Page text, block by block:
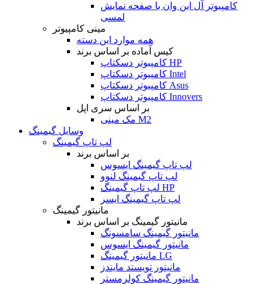
کامپیوتر آل این وان با صفحه نمایش
لمسی
مینی کامپیوتر
همه موارد این دسته
کیس آماده بر اساس برند
کامپیوتر دسکتاپ HP
کامپیوتر دسکتاپ Intel
کامپیوتر دسکتاپ Asus
کامپیوتر دسکتاپ Innovers
بر اساس سری اپل
مک مینی M2
وسایل گیمینگ
لپ تاپ گیمینگ
بر اساس برند
لپ تاپ گیمینگ ایسوس
لپ تاپ گیمینگ لنوو
لپ تاپ گیمینگ HP
لپ تاپ گیمینگ ایسر
مانیتور گیمینگ
مانیتور گیمینگ بر اساس برند
مانیتور گیمینگ سامسونگ
مانیتور گیمینگ ایسوس
مانیتور گیمینگ LG
مانیتور تویستد مایندز
مانیتور گیمینگ کولرمستر